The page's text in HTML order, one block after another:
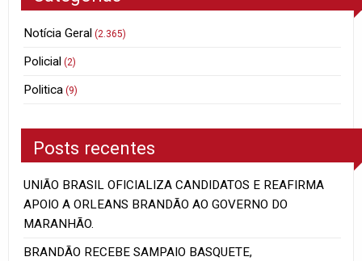
Notícia Geral (2.365)
Policial (2)
Politica (9)
Posts recentes
UNIÃO BRASIL OFICIALIZA CANDIDATOS E REAFIRMA
APOIO A ORLEANS BRANDÃO AO GOVERNO DO
MARANHÃO.
BRANDÃO RECEBE SAMPAIO BASQUETE,